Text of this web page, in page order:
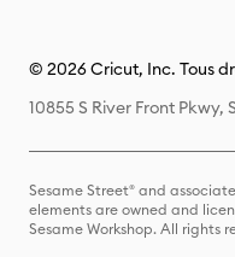
© 2026 Cricut, Inc. Tous
10855 S River Front
Sesame Street® and
elements are owned and
Sesame Workshop. All rights